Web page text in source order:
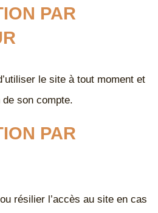
PAR
le site à tout moment et
son compte.
PAR
résilier l’accès au site en cas